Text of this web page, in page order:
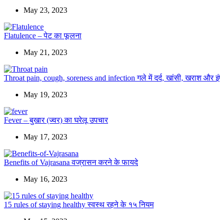
May 23, 2023
Flatulence – पेट का फूलना
May 21, 2023
Throat pain, cough, soreness and infection गले में दर्द, खांसी, खराश और
May 19, 2023
Fever – बुखार (ज्वर) का घरेलू उपचार
May 17, 2023
Benefits of Vajrasana वज्रासन करने के फायदे
May 16, 2023
15 rules of staying healthy स्वस्थ रहने के १५ नियम